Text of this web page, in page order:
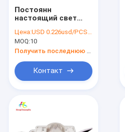
Постоянн
настоящий свет
220V 3 модуля СИД
светлой коробки
Цена:USD 0.226usd/PCS Price negotiable
MOQ:10
Контакт